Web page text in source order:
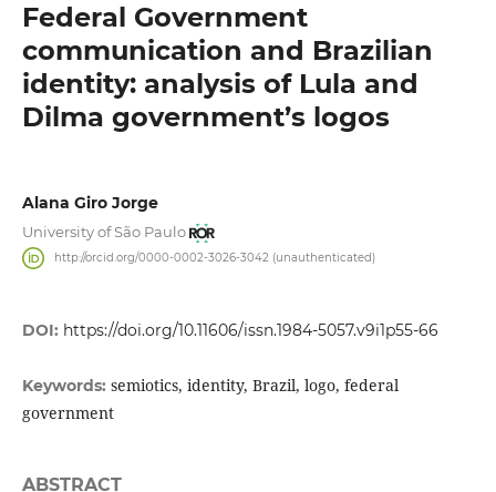
Federal Government
communication and Brazilian
identity: analysis of Lula and
Dilma government’s logos
Alana Giro Jorge
University of São Paulo
http://orcid.org/0000-0002-3026-3042 (unauthenticated)
DOI: https://doi.org/10.11606/issn.1984-5057.v9i1p55-66
Keywords: semiotics, identity, Brazil, logo, federal
government
ABSTRACT